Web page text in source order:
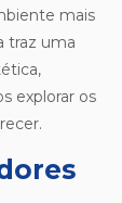
mais
traz uma
explorar os